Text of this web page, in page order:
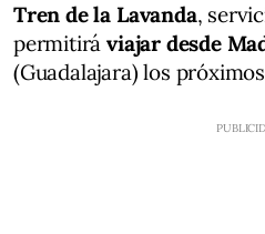
Tren de la Lavanda,
permitiráviajar desde
(Guadalajara) los próximos